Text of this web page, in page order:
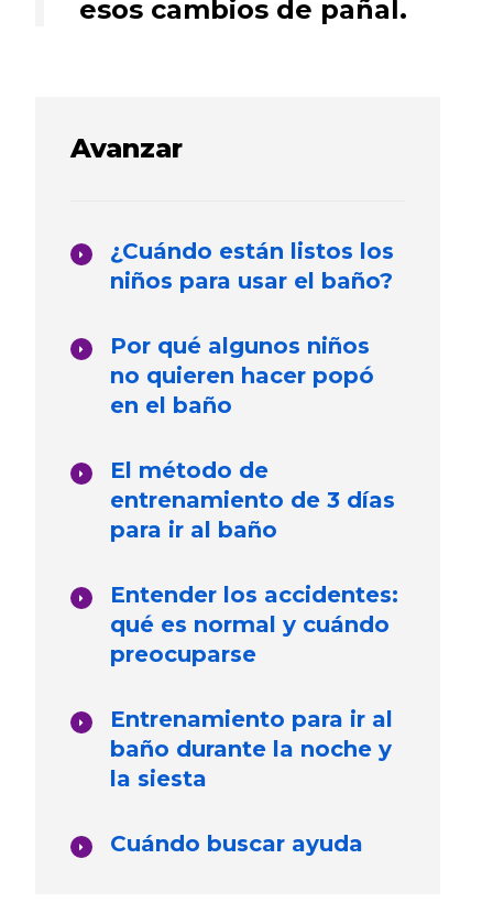
esos cambios de pañal.
Avanzar
¿Cuándo están listos los
niños para usar el baño?
Por qué algunos niños
no quieren hacer popó
en el baño
El método de
entrenamiento de 3 días
para ir al baño
Entender los accidentes:
qué es normal y cuándo
preocuparse
Entrenamiento para ir al
baño durante la noche y
la siesta
Cuándo buscar ayuda